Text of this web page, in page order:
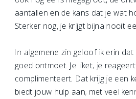
aantallen en de kans dat je wat
Sterker nog, je krijgt bijna nooit
In algemene zin geloof ik erin
goed ontmoet. Je liket, je
complimenteert. Dat krijg je een
biedt jouw hulp aan, met veel